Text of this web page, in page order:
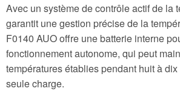
Avec un système de contrôle actif de la
garantit une gestion précise de la
F0140 AUO offre une batterie interne
fonctionnement autonome, qui peut
températures établies pendant huit à
seule charge.